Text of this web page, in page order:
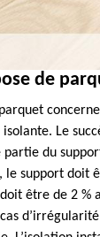
de
Le
du
le support doit
être de 2 %
d’irrégularité